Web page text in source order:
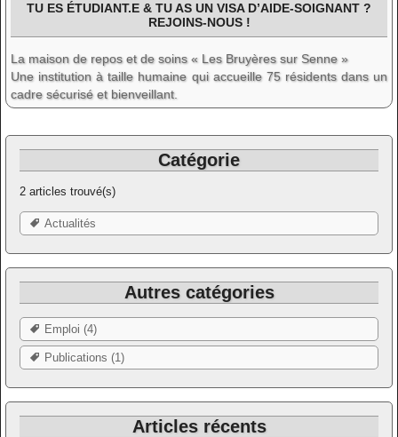
Catégorie
2 articles trouvé(s)
Actualités
Autres catégories
Emploi (4)
Publications (1)
Articles récents
TU ES ÉTUDIANT.E & TU AS UN VISA D’AIDE-SOIGNANT ?
REJOINS-NOUS !
La maison de repos et de soins « Les Bruyères sur Senne »
Une institution à taille humaine qui accueille 75 résidents dans un
cadre sécurisé et bienveillant.